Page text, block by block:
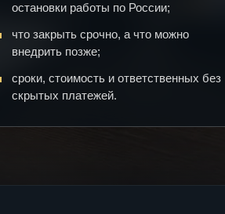
остановки работы по России;
что закрыть срочно, а что можно
внедрить позже;
сроки, стоимость и ответственных без
скрытых платежей.